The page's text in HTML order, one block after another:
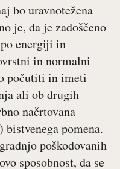
bo uravnotežena
je, da je zadoščeno
energiji in
in normalni
počutiti in imeti
ali ob drugih
načrtovana
pomena.
poškodovanih
sposobnost, da se